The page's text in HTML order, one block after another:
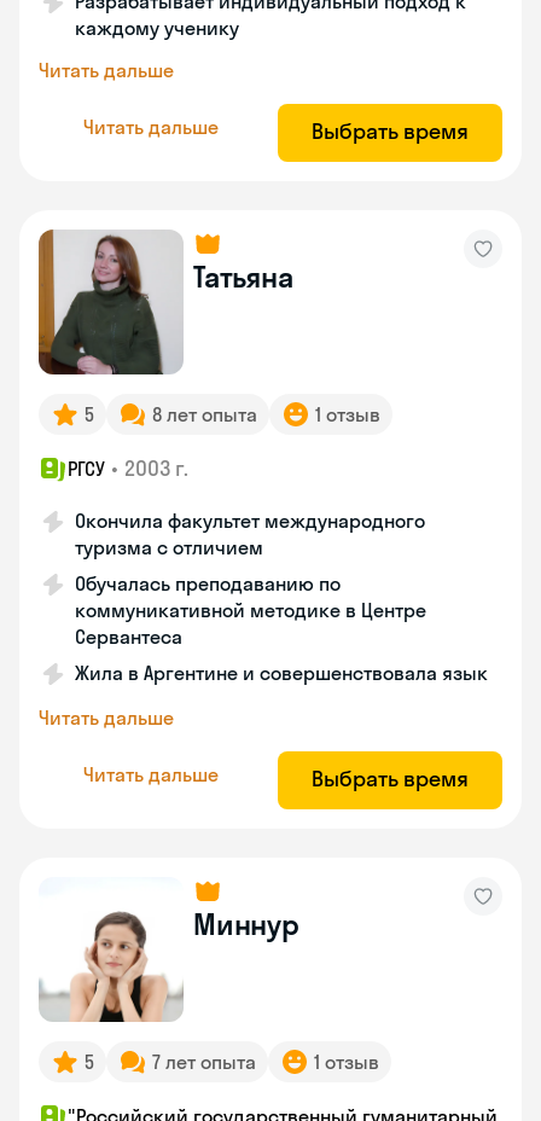
каждому ученику
Читать дальше
Читать дальше Выбрать время
Татьяна
5 8 лет опыта 1 отзыв
РГСУ • 2003 г.
Окончила факультет международного
туризма с отличием
Обучалась преподаванию по
коммуникативной методике в Центре
Сервантеса
Жила в Аргентине и совершенствовала язык
Читать дальше
Читать дальше Выбрать время
Миннур
5 7 лет опыта 1 отзыв
"Российский государственный гуманитарный